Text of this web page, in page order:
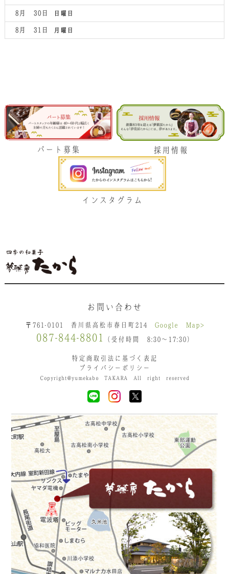
2026
日曜日
8月 30
月曜日
8月 31
パート募集 採用情報
インスタグラム
お問い合わせ
〒761-0101 香川県高松市春日町214 Google Map>
087-844-8801 （受付時間 8:30〜17:30）
特定商取引法に基づく表記
プライバシーポリシー
Copyright@yumekabo TAKARA All right reserved